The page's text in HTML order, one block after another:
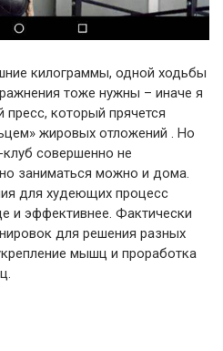
килограммы, одной ходьбы
тоже нужны – иначе я
который прячется
жировых отложений . Но
совершенно не
заниматься можно и дома.
для худеющих процесс
и эффективнее. Фактически
для решения разных
мышц и проработка